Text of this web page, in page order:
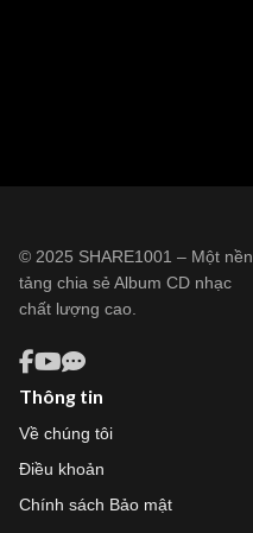
© 2025 SHARE1001 – Một nền
tảng chia sẻ Album CD nhạc
chất lượng cao.
Thông tin
Về chúng tôi
Điều khoản
Chính sách Bảo mật